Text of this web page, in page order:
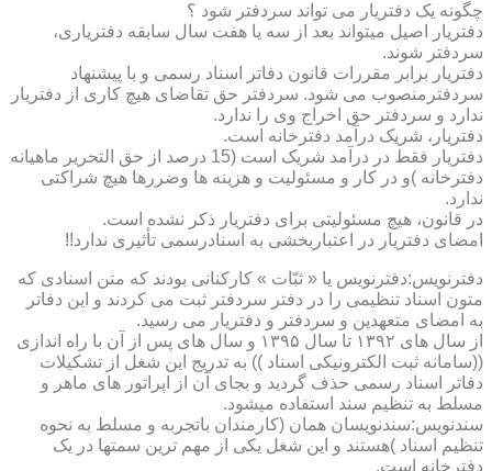
چگونه یک دفتریار می تواند سردفتر شود ؟
دفتریار اصیل میتواند بعد از سه یا هفت سال سابقه دفتریاری،
سردفتر شوند.
دفتریار برابر مقررات قانون دفاتر اسناد رسمی و با پیشنهاد
سردفترمنصوب می شود. سردفتر حق تقاضای هیچ کاری از دفتریار
ندارد و سردفتر حق اخراج وی را ندارد.
دفتریار، شریک درآمد دفترخانه است.
دفتریار فقط در درآمد شریک است (15 درصد از حق التحریر ماهیانه
دفترخانه )و در کار و مسئولیت و هزینه ها وضررها هیچ شراکتی
ندارد.
در قانون، هیچ مسئولیتی برای دفتریار ذکر نشده است.
امضای دفتریار در اعتباربخشی به اسنادرسمی تأثیری ندارد!!
دفترنویس:دفترنویس یا « ثبّات » کارکنانی بودند که متن اسنادی که
متون اسناد تنظیمی را در دفتر سردفتر ثبت می کردند و این دفاتر
به امضای متعهدین و سردفتر و دفتریار می رسید.
از سال های ۱۳۹۲ تا سال ۱۳۹۵ و سال های پس از آن با راه اندازی
((سامانه ثبت الکترونیکی اسناد )) به تدریج این شغل از تشکیلات
دفاتر اسناد رسمی حذف گردید و بجای آن از اپراتور های ماهر و
مسلط به تنظیم سند استفاده میشود.
سندنویس:سندنویسان همان (کارمندان باتجربه و مسلط به نحوه
تنظیم اسناد )هستند و این شغل یکی از مهم ترین سمتها در یک
دفترخانه است.